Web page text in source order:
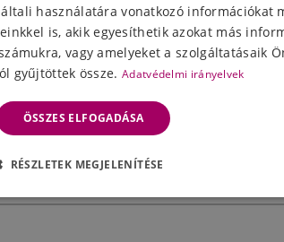
értékelése
Válassza ki a csillagok számát
használatára vonatkozó információkat
is, akik egyesíthetik azokat más
vagy amelyeket a szolgáltatásaik
gyűjtöttek össze. Adatvédelmi irányelvek
ÖSSZES ELFOGADÁSA
RÉSZLETEK MEGJELENÍTÉSE